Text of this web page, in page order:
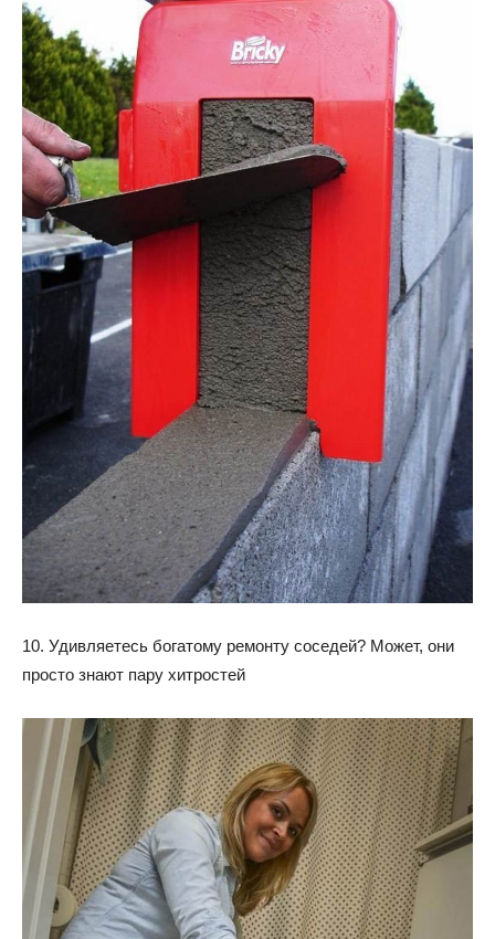
10. Удивляетесь богатому ремонту соседей? Может, они
просто знают пару хитростей